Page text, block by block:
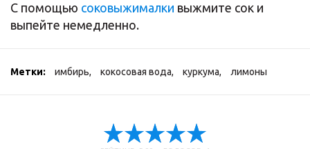
С помощью соковыжималки выжмите сок и
выпейте немедленно.
Метки: имбирь, кокосовая вода, куркума, лимоны